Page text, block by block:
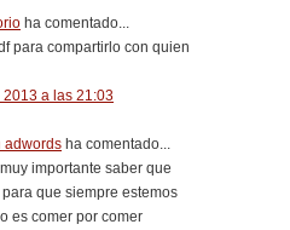
ha comentado...
para compartirlo con quien
2013 a las 21:03
adwords ha comentado...
importante saber que
que siempre estemos
es comer por comer